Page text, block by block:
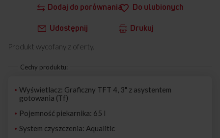
Dodaj do porównania Do ulubionych
Udostępnij Drukuj
Produkt wycofany z oferty.
Cechy produktu:
Wyświetlacz: Graficzny TFT 4, 3" z asystentem
gotowania (Tf)
Pojemność piekarnika: 65 l
System czyszczenia: Aqualitic